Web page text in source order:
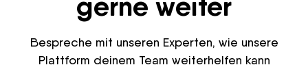
Bespreche mit unseren Experten, wie unsere
Plattform deinem Team weiterhelfen kann